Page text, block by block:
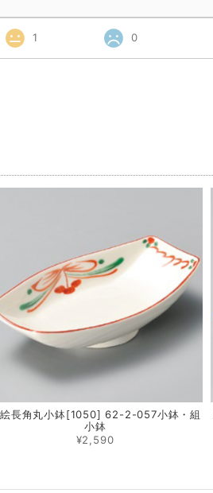
1 0
長角丸小鉢[1050] 62-2-057小鉢・組
小鉢
¥2,590